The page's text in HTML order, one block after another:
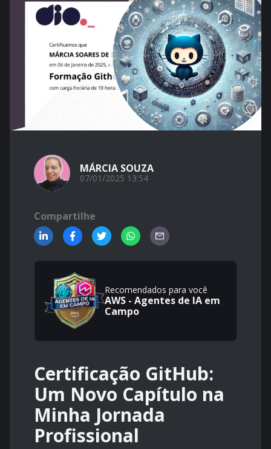
MÁRCIA SOUZA
07/01/2025 13:54
Compartilhe
Recomendados para você
AWS - Agentes de IA em
Campo
Certificação GitHub:
Um Novo Capítulo na
Minha Jornada
Profissional